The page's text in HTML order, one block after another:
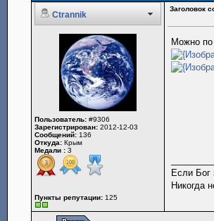
Ctrannik
Заголовок
Пользователь: #9306
Зарегистрирован: 2012-12-03
Сообщений: 136
Откуда: Крым
Медали : 3
Пункты репутации: 125
Можно по
Если Бог
Никогда